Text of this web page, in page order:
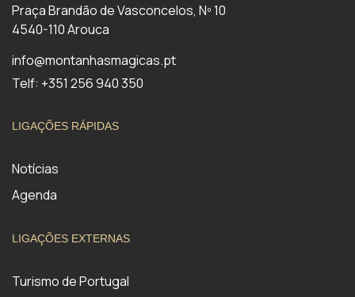
Praça Brandão de Vasconcelos, Nº 10
4540-110 Arouca
info@montanhasmagicas.pt
Telf: +351 256 940 350
LIGAÇÕES RÁPIDAS
Notícias
Agenda
LIGAÇÕES EXTERNAS
Turismo de Portugal